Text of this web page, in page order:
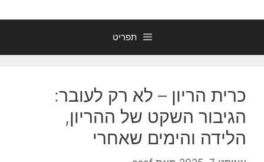
תפריט
כרית הריון – לא רק לעובר:
הגיבור השקט של ההריון,
הלידה והימים שאחרי